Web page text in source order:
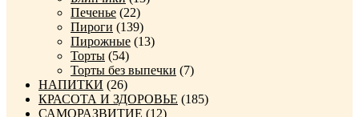
Печенье (22)
Пироги (139)
Пирожные (13)
Торты (54)
Торты без выпечки (7)
НАПИТКИ (26)
КРАСОТА И ЗДОРОВЬЕ (185)
САМОРАЗВИТИЕ (12)